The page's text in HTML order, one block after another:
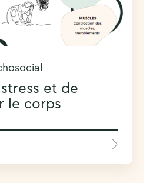
et de
le corps